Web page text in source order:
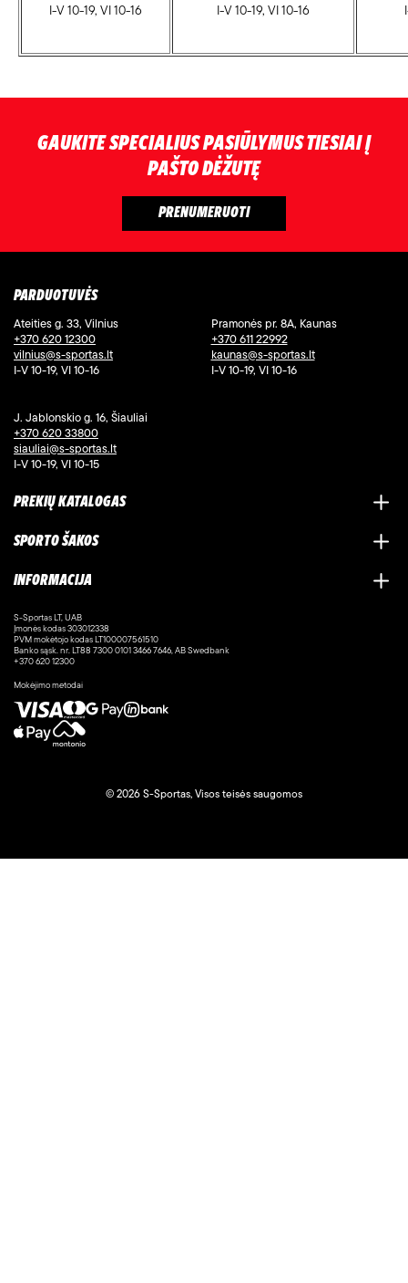
I-V 10-19, VI 10-16
I-V 10-19, VI 10-16
GAUKITE SPECIALIUS PASIŪLYMUS TIESIAI Į
PAŠTO DĖŽUTĘ
PARDUOTUVĖS
Ateities g. 33, Vilnius
+370 620 12300
vilnius@s-sportas.lt
I-V 10-19, VI 10-16
Pramonės pr. 8A, Kaunas
+370 611 22992
kaunas@s-sportas.lt
I-V 10-19, VI 10-16
J. Jablonskio g. 16, Šiauliai
+370 620 33800
siauliai@s-sportas.lt
I-V 10-19, VI 10-15
PREKIŲ KATALOGAS
SPORTO ŠAKOS
INFORMACIJA
S-Sportas LT, UAB
Įmonės kodas 303012338
PVM mokėtojo kodas LT100007561510
Banko sąsk. nr. LT88 7300 0101 3466 7646, AB Swedbank
+370 620 12300
Mokėjimo metodai
© 2026 S-Sportas, Visos teisės saugomos